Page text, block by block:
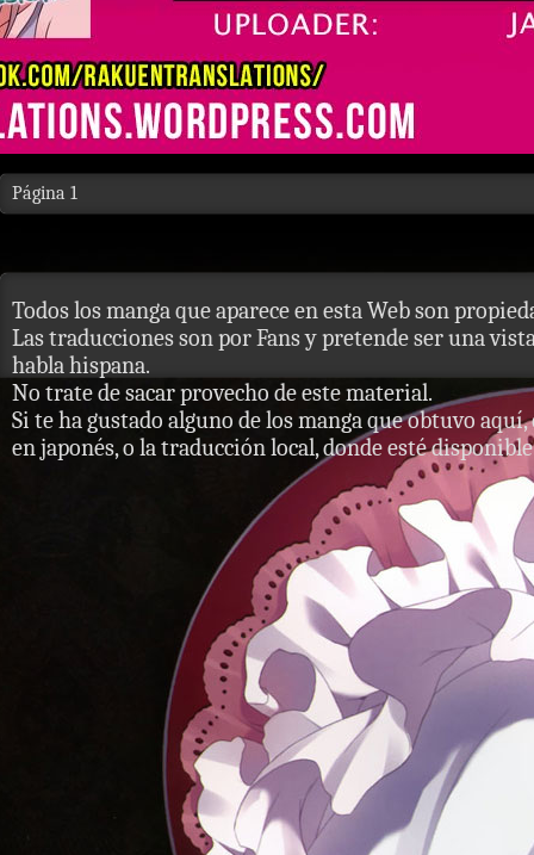
Página 1
Todos los manga que aparece en esta Web son
Las traducciones son por Fans y pretende ser una
habla hispana.
No trate de sacar provecho de este material.
Si te ha gustado alguno de los manga que obtuvo
en japonés, o la traducción local, donde esté